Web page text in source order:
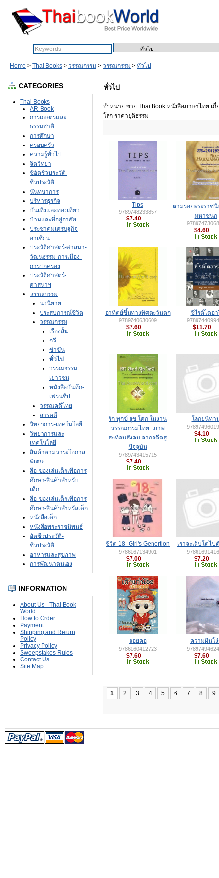
Home > Thai Books > วรรณกรรม > วรรณกรรม > ทั่วไป
CATEGORIES
Thai Books
AR-Book
การเกษตรและ
ธรรมชาติ
การศึกษา
ครอบครัว
ความรู้ทั่วไป
จิตวิทยา
ชีอัตชีวประวัติ-
ชีวประวัติ
นันทนาการ
บริหารธุรกิจ
บันเทิงและท่องเที่ยว
บ้านและที่อยู่อาศัย
ประชาคมเศรษฐกิจ
อาเซียน
ประวัติศาสตร์-ศาสนา-
วัฒนธรรม-การเมือง-
การปกครอง
ประวัติศาสตร์-
ศาสนาฯ
วรรณกรรม
นวนิยาย
ประสบการณ์ชีวิต
วรรณกรรม
เรื่องสั้น
กวี
ขำขัน
ทั่วไป
วรรณกรรม
เยาวชน
หนังสือบันทึก-
เฟรนชิป
วรรณคดีไทย
สารคดี
วิทยาการ-เทคโนโลยี
วิทยาการและ
เทคโนโลยี
สินค้าตามวาระโอกาส
พิเศษ
สื่อ-ของเล่นเด็กเพื่อการ
ศึกษา-สินค้าสำหรับ
เด็ก
สื่อ-ของเล่นเด็กเพื่อการ
ศึกษา-สินค้าสำหรัลเด็ก
หนังสือเด็ก
หนังสือพระราชนิพนธ์
อัตชีวประวัติ-
ชีวประวัติ
อาหารและสุขภาพ
การพัฒนาตนเอง
INFORMATION
About Us - Thai Book
World
How to Order
Payment
Shipping and Return
Policy
Privacy Policy
Sweepstakes Rules
Contact Us
Site Map
ทั่วไป
จำหน่าย ขาย Thai Book หนังสือภาษาไทย เ
โลก ราคายุติธรรม
Tips
9789748233857
$7.40
ตามรอยพระราช
มหาชนก
$4.60
อาทิตย์ขึ้นทางทิศตะวันตก
9789740630609
$7.60
ซีไรต์ไดอา
$11.70
รัก ทุกข์ สุข โศก ในงาน
วรรณกรรมไทย : ภาพ
สะท้อนสังคม จากอดีตสู่
ปัจจุบัน
9789743415715
$7.40
โลกยนิทา
$4.10
ชีวิต 18- Girl's Genertion
9786167134901
$7.00
เราจะเติบโตไป
$7.20
ลอยคอ
9786160412723
$7.60
ความฝันโง่
$7.60
1 2 3 4 5 6 7 8 9